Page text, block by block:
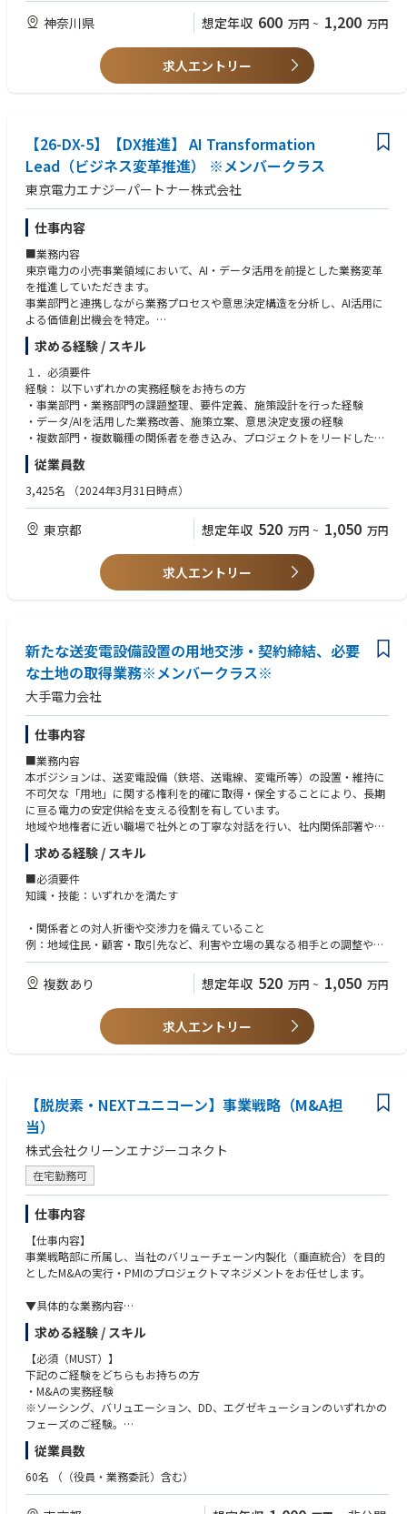
■働き方：
・リモートワーク勤務は選択可能（個人の業務内容やバランスによるが、
週2日程度が目安となる）
・残業時間は、月20～25時間程度が平均となります。
・休日出勤：無し
※試用期間中のフレックスタイム制勤務の適用はありません。
■キャリアパス：
エネルギー業界における専門性を身に付けること、自らが中心となり周り
を巻き込みながら案件を推進すること（プロジェクトマネージャーのよう
な役割）、双方の経験が可能な職場です。個人のキャリアパスを尊重しな
ャリアを積むのか、それともバランスよく両方のキャリアを積むのか、相
談しながら決めていきたいと考えております。
・セキュリティポリシーに準拠したアクセス制御設計
③ビジネス課題解決
・社内業務プロセス改革チームとの協業
【仕事の進め方】
・外部ベンダと協業しながら、自らも手を動かして開発を推進
・アジャイル開発手法を採用し、スピーディな開発
・複数人の社員メンバーとチームで開発を進行
【キャリアパス】
・開発のスペシャリストとして専門性を高めるキャリア
・PMとして経験を積み、プロジェクトマネジメントを担うキャリア
・マネージャーとして組織貢献するキャリア など、多様なキャリアパス
を用意
【業務のやりがい】
全社DX推進の中核を担うシステムの立ち上げフェーズから参画し、構築・
推進までの一連の経験を積むことができます。
また、中長期ビジョンにおける注目度の高いプロジェクトを牽引し、事業
効率化に直結する重要な取り組みに貢献することができます。
■備考
【転職者インタビューはこちら】
https://www.jfe-eng.co.jp/career/special/interview/
【JFEエンジニアリングが丸ごとわかる「360°JFEエンジニアリング」】
https://www.jfe-eng.co.jp/360_jfe_engineering/
【JFEエンジニアリングについて】
・エネルギー、環境、社会インフラ、機械・システムなど幅広い分野にお
いてプラントや構造物のEPC(設計・調達・建設)、運営事業を展開してい
C部門を持つエンジニアリング企業として、社会に必要不可欠なインフラ
構造物を国内外に提供しています。
・CI/CD による自動化経験
・情報処理技術者資格
神奈川県 想定年収 600 万円 ~ 1,200 万円
求人エントリー
【26-DX-5】【DX推進】 AI Transformation
Lead（ビジネス変革推進） ※メンバークラス
東京電力エナジーパートナー株式会社
仕事内容
■業務内容
東京電力の小売事業領域において、AI・データ活用を前提とした業務変革
を推進していただきます。
事業部門と連携しながら業務プロセスや意思決定構造を分析し、AI活用に
よる価値創出機会を特定。
そのうえで、AIを前提とした将来の業務プロセス（To-Be）の設計から、
変革ロードマップの策定、プロジェクト推進、業務適用・定着までを一貫
して担います。
AIサイエンティストやデータエンジニア、事業部門メンバーと協働し、構
想立案にとどまらず、実運用・成果創出までリードいただくポジションで
す。
現在社内で進行中のプロジェクトの一例です。（実際の従事業務はご本人
様のご意向や、プロジェクトの推進状況に応じてすり合わせの上決定させ
ていただきます。）
・ 法人営業変革
間を創出することに加え、AIを活用し営業の多能工化を推進することで提
案品質を向上させ、“選ばれ続ける営業”への転換を目指すプロジェクト
を進め、効率化により運営基盤を強化することで、住宅向け設備サービス
拡大を支える体制構築を目指すプロジェクト。
・電源運用高度化
各種データ活用による需要予測等の精緻化に加え、調達にかかるコストと
リスクのバランスを追求した最適な電源調達ポートフォリオを構築するこ
とで、収益機会を追求することを目指すプロジェクト。
・分析業務AIエージェント化
分析業務をAIエージェントに担わせることで人とAIの協働を進めることに
加え、人が課題設定・意思決定などの高付加価値業務に注力できる体制を
実現することで、“人とAIが協働して分析価値を再現可能に生み出す組
織”への進化を目指すプロジェクト。
【主な業務】
- 事業・業務プロセスの分析および課題・価値創出機会の特定
計
- AI活用テーマの企画・具体化および変革ロードマップの策定
- 関係部門との合意形成、プロジェクト体制構築および推進
- 要件定義、課題整理、意思決定支援などのプロジェクトマネジメント
- PoCから本番導入、業務適用、現場定着までの一貫した推進
- KPI設計、効果測定、改善施策の立案・実行
- AI活用による売上向上、業務効率化、コスト削減等の成果創出
マの企画を推進していただきます。
- 関係者と連携しながら、価値創出につながるプロジェクトの立ち上げに
取り組んでいただきます。
2. AI・データ活用プロジェクトの推進
- 事業部門や関連部署と協働し、論点整理や合意形成を行いながらプロジ
ェクトを推進していただきます。
- 業務変革の実現に向けて、導入から業務適用・定着まで一貫して携わっ
ていただきます。
- 売上向上や業務効率化など、事業成果の創出に貢献していただきます。
- 生成AIやAIエージェントなどの先端技術の動向を踏まえ、新たな活用可能
- データ・AIを活用した新サービスや新たな事業機会の創出に取り組んで
いただきます。
求める経験 / スキル
１．必須要件
経験： 以下いずれかの実務経験をお持ちの方
・事業部門・業務部門の課題整理、要件定義、施策設計を行った経験
・データ/AIを活用した業務改善、施策立案、意思決定支援の経験
・複数部門・複数職種の関係者を巻き込み、プロジェクトをリードした経
験
２．歓迎要件
・コンサルティングファームまたは事業会社での変革プロジェクト経験
（戦略立案〜実行までを一貫して関与した経験）
・AI／データ活用プロジェクトの企画・推進経験
・業務プロセス設計（To-Be設計）の経験（現行業務の延長ではなく、新
しい業務のあり方を設計した経験）
従業員数
3,425名 （2024年3月31日時点）
東京都 想定年収 520 万円 ~ 1,050 万円
求人エントリー
新たな送変電設備設置の用地交渉・契約締結、必要
な土地の取得業務※メンバークラス※
大手電力会社
仕事内容
■業務内容
本ポジションは、送変電設備（鉄塔、送電線、変電所等）の設置・維持に
不可欠な「用地」に関する権利を的確に取得・保全することにより、長期
に亘る電力の安定供給を支える役割を有しています。
地域や地権者に近い職場で社外との丁寧な対話を行い、社内関係部署や委
託先と連携しながら業務を遂行していきます。
【業務詳細】
・計画・技術系職場からの依頼に基づく地域・地権者との用地交渉
・工務部建設センター各グループ、各総支社管財グループ、送変電工事会
社との調整
■職責
入社後は、用地交渉を中心とした実務を担い、関係者との調整役として業
務を進めていただきます。
所属長やグループ、チームの対応方針のもと一定の裁量をもって対応しま
・用地交渉対応方針の検討、整理
・社内関係部署との調整・共有
・対応方針、社内関係部署との調整結果に基づく用地交渉
・委託先との連携、課題発生時の対応検討
・定常業務を通じた業務プロセスの改善提案、改善検討への関与
■キャリアパス
以下のようなキャリアパスを想定しています。
・短期（1～3年目） 第一線の現場で用地業務の基本スキルや実務経験を
着実に身につけていただきます。
・中期（3～5年目） 現場経験を活かし、本社主管グループで用地業務全
・長期（5年以上） チームリーダーや管理職として、用地業務全体の品
質向上や組織力強化、後進育成に貢献することを期待しています。
求める経験 / スキル
■必須要件
知識・技能：いずれかを満たす
・関係者との対人折衝や交渉力を備えていること
例：地域住民・顧客・取引先など、利害や立場の異なる相手との調整や合
意形成を伴う業務経験
・不動産取引に関する基本的な知識を有すること
例：売買・賃貸借・地上権設定などの契約形態や、登記・境界・権利関係
に関する基礎的な理解
複数あり 想定年収 520 万円 ~ 1,050 万円
求人エントリー
【脱炭素・NEXTユニコーン】事業戦略（M&A担
当）
株式会社クリーンエナジーコネクト
在宅勤務可
仕事内容
【仕事内容】
事業戦略部に所属し、当社のバリューチェーン内製化（垂直統合）を目的
としたM&Aの実行・PMIのプロジェクトマネジメントをお任せします。
▼具体的な業務内容
・M&Aの実行プロセス推進：
当社のバリューチェーンを補完・強化するための対象企業のソーシング、
バリュエーション、デューデリジェンス（DD）の進行管理、エグゼキュー
ション実務の推進。
・PMI（買収後の統合）のリード：
M&A実行後、対象企業に入り込み、自社事業とのシナジー創出やオペレー
・経営戦略・事業戦略の立案サポート：
社内の各専門チーム（発電所開発・ファイナンス・DX等）と連携し、内製
化によるコストダウンや品質向上のプロセス構築を牽引。
求める経験 / スキル
【必須（MUST）】
下記のご経験をどちらもお持ちの方
・M&Aの実務経験
※ソーシング、バリュエーション、DD、エグゼキューションのいずれかの
フェーズのご経験。
※事業会社、FAS、投資銀行等の出身は問いません
・社内外の複数のステークホルダー（専門家、パートナー企業、経営層な
※M&A仲介会社出身の方については、営業・マッチング業務だけでなく、
従業員数
60名 （（役員・業務委託）含む）